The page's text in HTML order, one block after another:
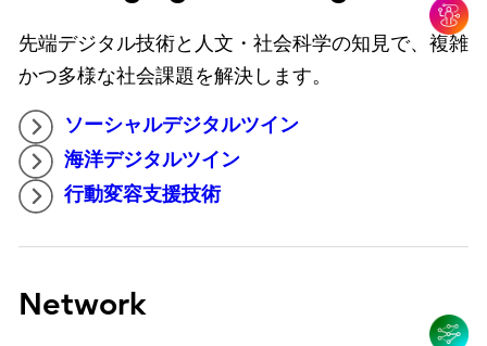
先端デジタル技術と人文・社会科学の知見で、複雑
かつ多様な社会課題を解決します。
ソーシャルデジタルツイン
海洋デジタルツイン
行動変容支援技術
Network